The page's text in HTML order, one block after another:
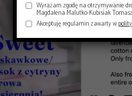
Wyrażam zgodę na otrzymywanie
Magdalena Malutko-Kubisiak
Akceptuję regulamin zawarty w